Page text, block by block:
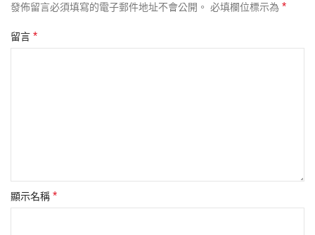
發佈留言必須填寫的電子郵件地址不會公開。 必填欄位標示為 *
留言 *
顯示名稱 *